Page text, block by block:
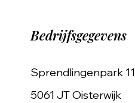
Bedrijfsgegevens
Sprendlingenpark 11
5061 JT Oisterwijk